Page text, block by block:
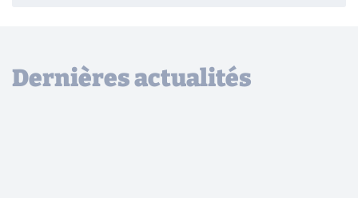
Dernières actualités